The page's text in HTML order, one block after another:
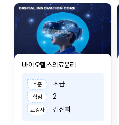
바이오헬스의료윤리
수준 초급
학점 2
교강사 김신희